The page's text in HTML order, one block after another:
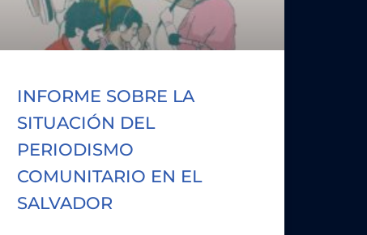
INFORME SOBRE LA
SITUACIÓN DEL
PERIODISMO
COMUNITARIO EN EL
SALVADOR